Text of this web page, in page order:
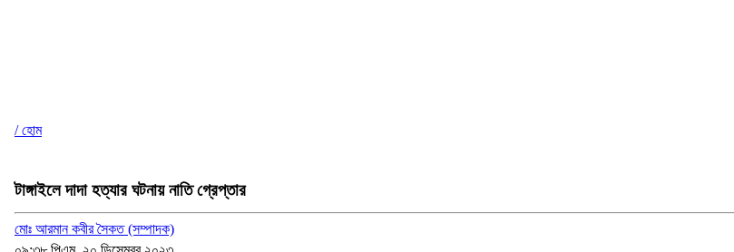
/ হোম
টাঙ্গাইলে দাদা হত্যার ঘটনায় নাতি গ্রেপ্তার
মোঃ আরমান কবীর সৈকত (সম্পাদক)